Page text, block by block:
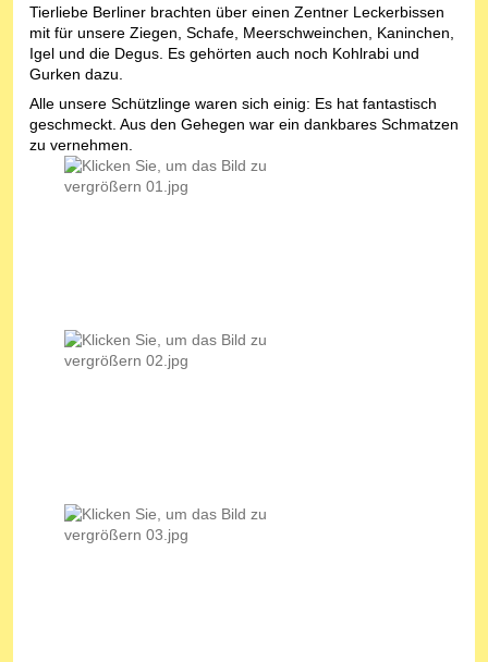
Tierliebe Berliner brachten über einen Zentner Leckerbissen
mit für unsere Ziegen, Schafe, Meerschweinchen, Kaninchen,
Igel und die Degus. Es gehörten auch noch Kohlrabi und
Gurken dazu.
Alle unsere Schützlinge waren sich einig: Es hat fantastisch
geschmeckt. Aus den Gehegen war ein dankbares Schmatzen
zu vernehmen.